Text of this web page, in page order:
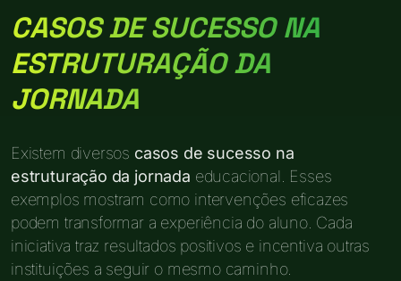
CASOS DE SUCESSO NA
ESTRUTURAÇÃO DA
JORNADA
Existem diversos casos de sucesso na
estruturação da jornada educacional. Esses
exemplos mostram como intervenções eficazes
podem transformar a experiência do aluno. Cada
iniciativa traz resultados positivos e incentiva outras
instituições a seguir o mesmo caminho.